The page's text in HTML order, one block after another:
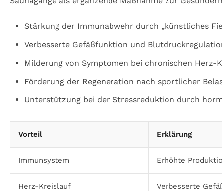
Stärkung der Immunabwehr durch „künstliches
Verbesserte Gefäßfunktion und
Milderung von Symptomen bei chronischen Herz-
Förderung der Regeneration nach sportlicher
Unterstützung bei der Stressreduktion durch
Vorteil Erklärung
Immunsystem Erhöhte
Herz-Kreislauf Verbesserte